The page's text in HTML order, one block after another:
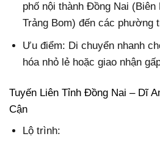
phố nội thành Đồng Nai (Biên
Trảng Bom) đến các phường
Ưu điểm: Di chuyển nhanh
hóa nhỏ lẻ hoặc giao nhận
Tuyến Liên Tỉnh Đồng Nai – Dĩ
Cận
Lộ trình: